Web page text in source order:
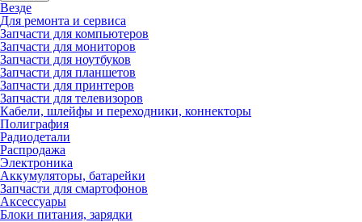
Везде
Для ремонта и сервиса
Запчасти для компьютеров
Запчасти для мониторов
Запчасти для ноутбуков
Запчасти для планшетов
Запчасти для принтеров
Запчасти для телевизоров
Кабели, шлейфы и переходники, коннекторы
Полиграфия
Радиодетали
Распродажа
Электроника
Аккумуляторы, батарейки
Запчасти для смартофонов
Аксессуары
Блоки питания, зарядки